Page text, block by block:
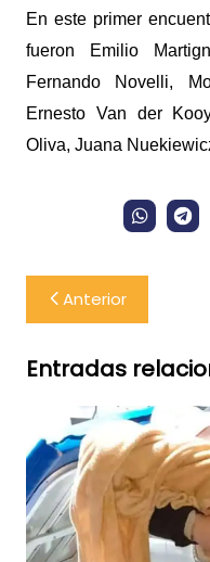
En este primer
fueron Emilio
Fernando Novelli,
Ernesto Van der
Oliva, Juana
Navegación
de
entradas
Anterior
Entradas